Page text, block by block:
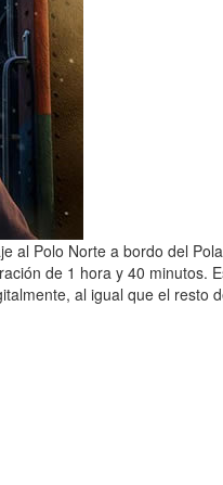
al Polo Norte a bordo del
de 1 hora y 40 minutos.
al igual que el resto